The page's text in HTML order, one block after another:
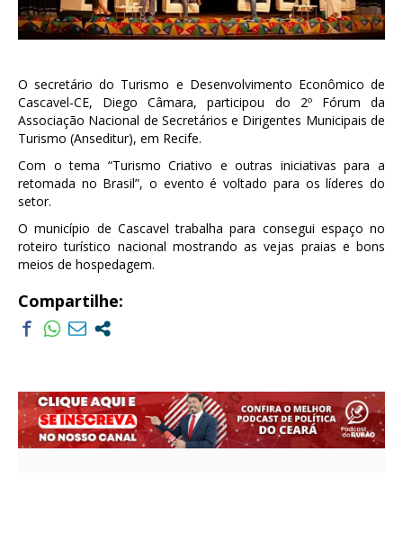
O secretário do Turismo e Desenvolvimento Econômico de
Cascavel-CE, Diego Câmara, participou do 2º Fórum da
Associação Nacional de Secretários e Dirigentes Municipais de
Turismo (Anseditur), em Recife.
Com o tema “Turismo Criativo e outras iniciativas para a
retomada no Brasil”, o evento é voltado para os líderes do
setor.
O município de Cascavel trabalha para consegui espaço no
roteiro turístico nacional mostrando as vejas praias e bons
meios de hospedagem.
Compartilhe: